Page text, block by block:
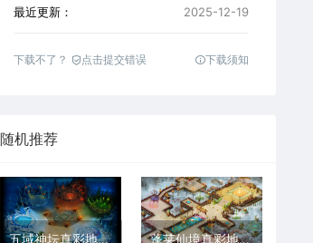
最近更新： 2025-12-19
下载不了？ 点击提交错误 下载须知
随机推荐
五域神坛真彩地砖超清传奇地图+工具2025111716 蓬莱仙境真彩地砖超清传奇地图素材+工具202511193